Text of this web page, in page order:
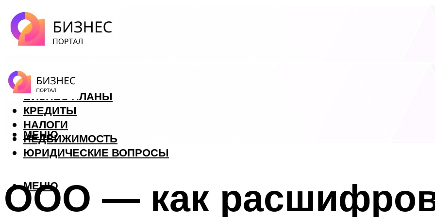
ФОРЕКС
БИЗНЕС ПЛАНЫ
КРЕДИТЫ
НАЛОГИ
НЕДВИЖИМОСТЬ
ЮРИДИЧЕСКИЕ ВОПРОСЫ
МЕНЮ
МЕНЮ
ООО — как